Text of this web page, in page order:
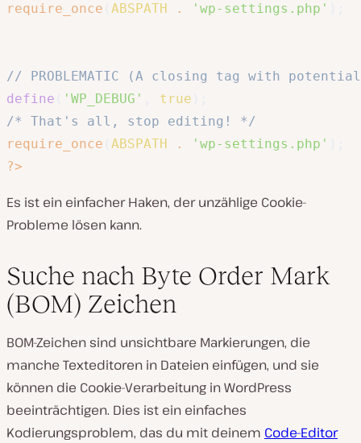
require_once ABSPATH . 'wp-settings.php'
// PROBLEMATIC (A closing tag with
define
'WP_DEBUG' true
/* That's all, stop editing! */
require_once ABSPATH . 'wp-settings.php'
?>
Es ist ein einfacher Haken, der unzählige Cookie-
Probleme lösen kann.
Suche nach Byte Order Mark
(BOM) Zeichen
BOM-Zeichen sind unsichtbare Markierungen, die
manche Texteditoren in Dateien einfügen, und sie
können die Cookie-Verarbeitung in WordPress
beeinträchtigen. Dies ist ein einfaches
Kodierungsproblem, das du mit deinem Code-Editor